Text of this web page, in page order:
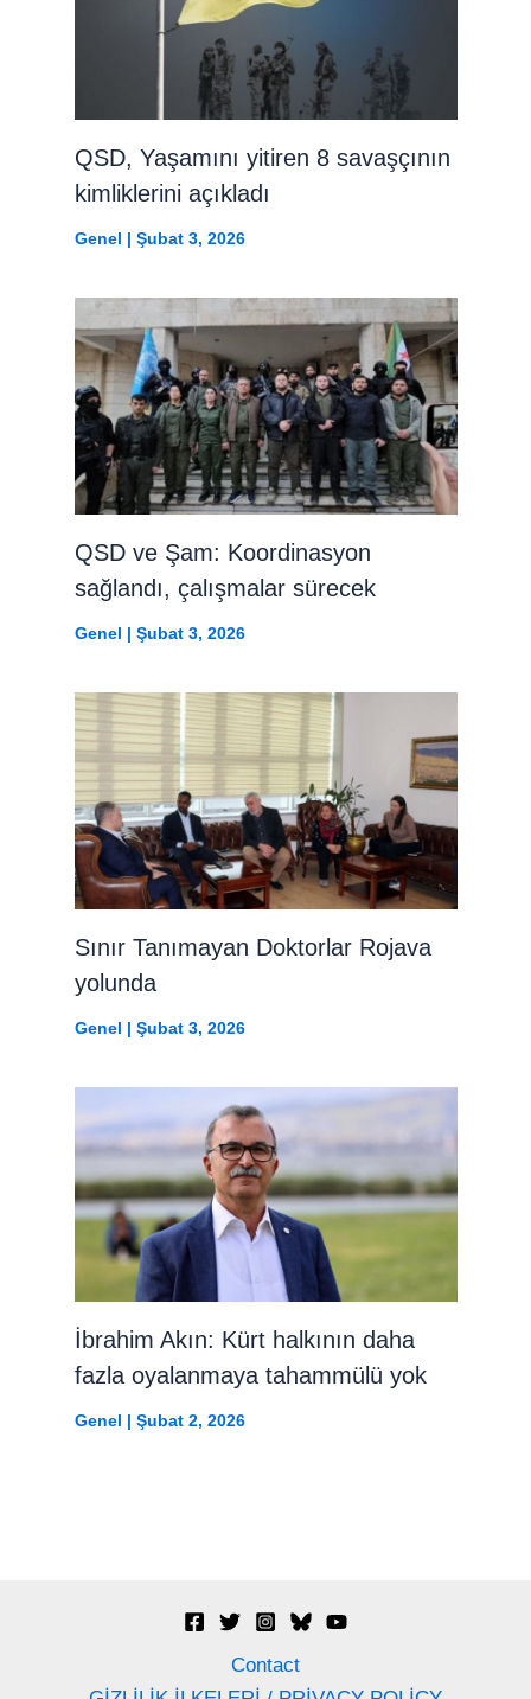
QSD, Yaşamını yitiren 8 savaşçının
kimliklerini açıkladı
Genel | Şubat 3, 2026
QSD ve Şam: Koordinasyon
sağlandı, çalışmalar sürecek
Genel | Şubat 3, 2026
Sınır Tanımayan Doktorlar Rojava
yolunda
Genel | Şubat 3, 2026
İbrahim Akın: Kürt halkının daha
fazla oyalanmaya tahammülü yok
Genel | Şubat 2, 2026
Contact